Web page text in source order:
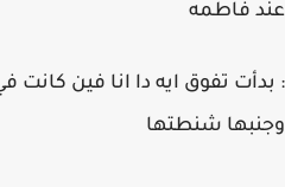
عند فاطمه
: بدأت تفوق ايه دا انا فين كانت
وجنبها شنطتها